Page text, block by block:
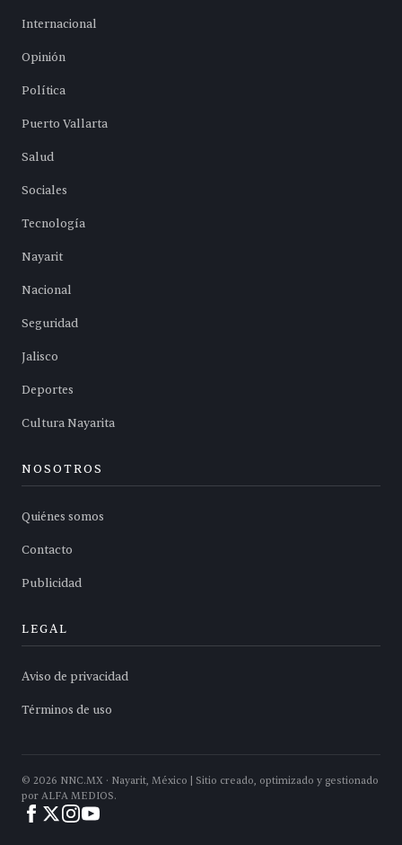
Internacional
Opinión
Política
Puerto Vallarta
Salud
Sociales
Tecnología
Nayarit
Nacional
Seguridad
Jalisco
Deportes
Cultura Nayarita
NOSOTROS
Quiénes somos
Contacto
Publicidad
LEGAL
Aviso de privacidad
Términos de uso
© 2026 NNC.MX · Nayarit, México | Sitio creado, optimizado y gestionado
por ALFA MEDIOS.